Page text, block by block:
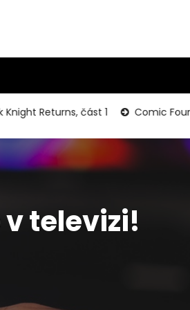
Returns, část 1 Comic
televizi!